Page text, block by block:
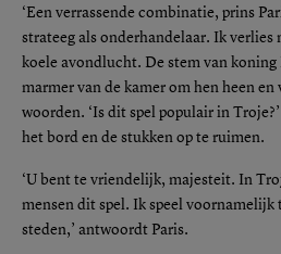
‘Een verrassende combinatie, prins
strateeg als onderhandelaar. Ik verlies
koele avondlucht. De stem van
marmer van de kamer om hen heen
woorden. ‘Is dit spel populair in
het bord en de stukken op te ruimen.
‘U bent te vriendelijk, majesteit. In
mensen dit spel. Ik speel voornamelijk
steden,’ antwoordt Paris.